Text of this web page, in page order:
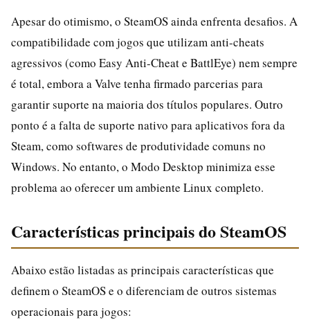
Apesar do otimismo, o SteamOS ainda enfrenta desafios. A
compatibilidade com jogos que utilizam anti-cheats
agressivos (como Easy Anti-Cheat e BattlEye) nem sempre
é total, embora a Valve tenha firmado parcerias para
garantir suporte na maioria dos títulos populares. Outro
ponto é a falta de suporte nativo para aplicativos fora da
Steam, como softwares de produtividade comuns no
Windows. No entanto, o Modo Desktop minimiza esse
problema ao oferecer um ambiente Linux completo.
Características principais do SteamOS
Abaixo estão listadas as principais características que
definem o SteamOS e o diferenciam de outros sistemas
operacionais para jogos: